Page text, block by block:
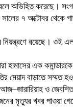
অভিহিত করেছে।
সালের ৭ অক্টোবর
নিয়ন্ত্রণে রয়েছে।
হামাসের এক
মেয়াদ বাড়াতে সম্মত
ও জেবশিত
মৃত্যুর খবর পাওয়া